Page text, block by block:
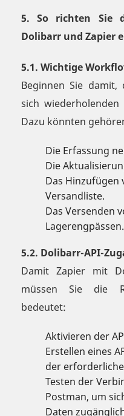
5. So richten Sie
Dolibarr und Zapier
5.1. Wichtige
Beginnen Sie
sich
Dazu könnten
Die Erfassung
Die
Das Hinzufügen
Versandliste.
Das Versenden
Lagerengpässen.
5.2. Dolibarr-API-
Damit Zapier mit
müssen Sie die
bedeutet:
Aktivieren der
Erstellen eines
der
Testen der
Postman, um
Daten